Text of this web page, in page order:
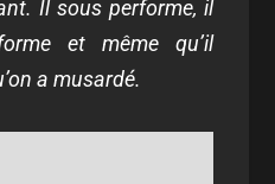
Il sous performe, il
et même qu’il
a musardé.